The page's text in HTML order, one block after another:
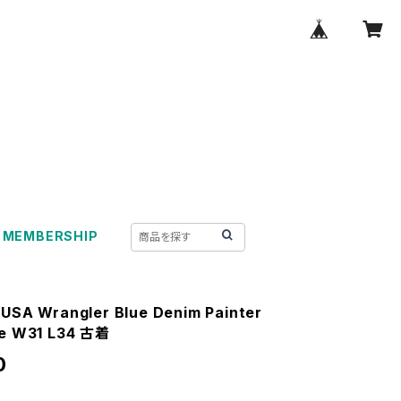
MEMBERSHIP
Wrangler Blue Denim Painter
W31 L34 古着